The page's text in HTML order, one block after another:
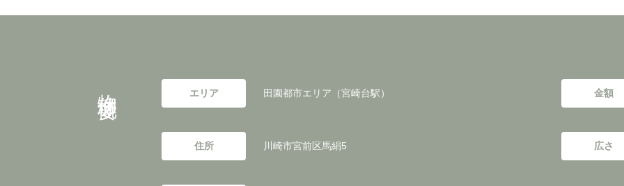
エリア 田園都市エリア（宮崎台駅） 金額
住所 川崎市宮前区馬絹5 広さ